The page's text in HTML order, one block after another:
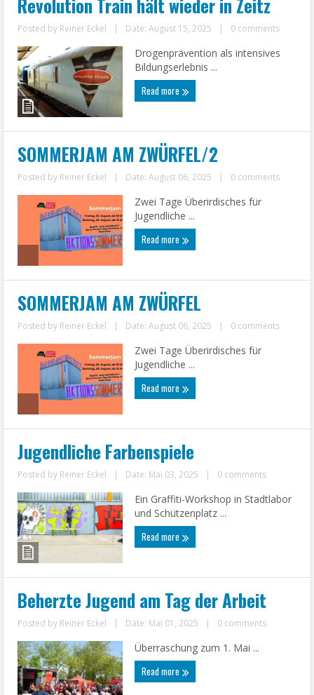
Revolution Train hält wieder in Zeitz
Posted by Reiner Eckel | Date: August 15, 2025 | 0 comments
Drogenprävention als intensives
Bildungserlebnis ...
Read more
SOMMERJAM AM ZWÜRFEL/2
Posted by Reiner Eckel | Date: August 06, 2025 | 0 comments
Zwei Tage Überirdisches für
Jugendliche ...
Read more
SOMMERJAM AM ZWÜRFEL
Posted by Reiner Eckel | Date: August 06, 2025 | 0 comments
Zwei Tage Überirdisches für
Jugendliche ...
Read more
Jugendliche Farbenspiele
Posted by Reiner Eckel | Date: Mai 03, 2025 | 0 comments
Ein Graffiti-Workshop in Stadtlabor
und Schützenplatz ...
Read more
Beherzte Jugend am Tag der Arbeit
Posted by Reiner Eckel | Date: Mai 01, 2025 | 0 comments
Überraschung zum 1. Mai ...
Read more